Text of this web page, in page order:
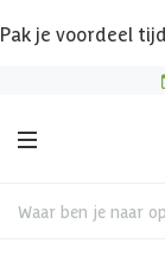
Pak je voordeel
Waar ben je naar